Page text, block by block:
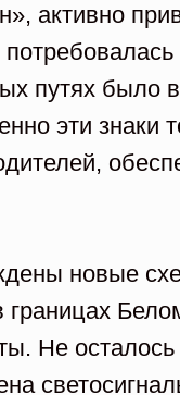
активно
путях
эти знаки
новые
Не